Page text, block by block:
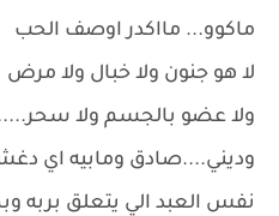
ماكوو... مااكدر اوصف الحب
لا هو جنون ولا خبال ولا مرض
ولا عضو بالجسم ولا سحر.....
وديني....صادق ومابيه اي
نفس العبد الي يتعلق بربه